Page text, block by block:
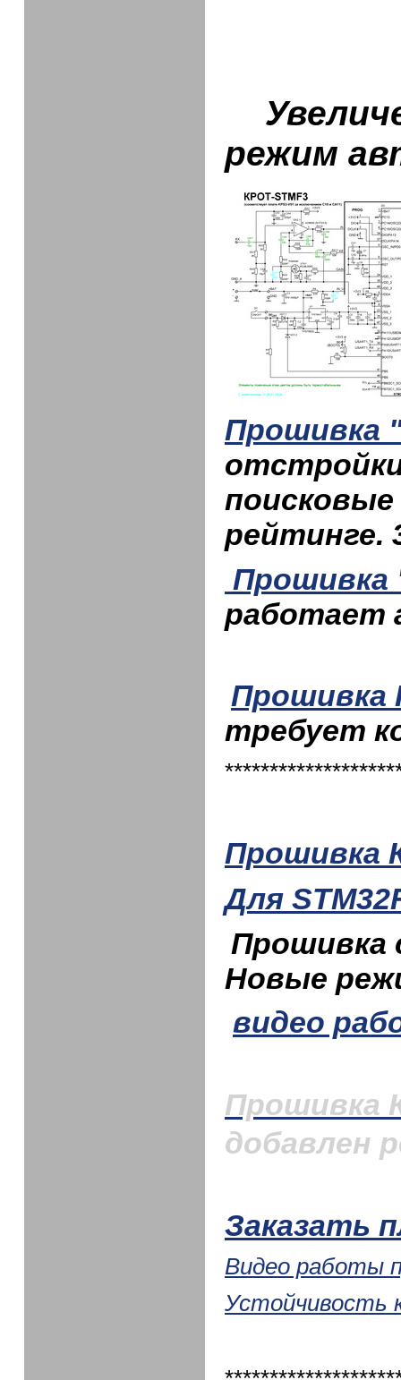
режим
Прошивка
поисковые
Прошивка
работает
Прошивка
требует
Прошивка
Для
видео
Прошивка
добавлен
Заказать
Видео работы
Устойчивость